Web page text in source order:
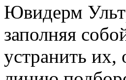
Ювидерм
заполняя
устранить их,